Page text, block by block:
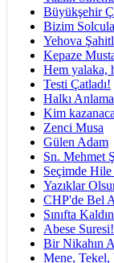
Büyükşehir
Bizim
Yehova
Kepaze
Hem yalaka,
Testi Çatladı!
Halkı
Kim
Zenci Musa
Gülen Adam
Sn. Mehmet
Seçimde Hile
Yazıklar
CHP'de Bel
Sınıfta
Abese Suresi!
Bir Nikahın
Mene, Tekel,